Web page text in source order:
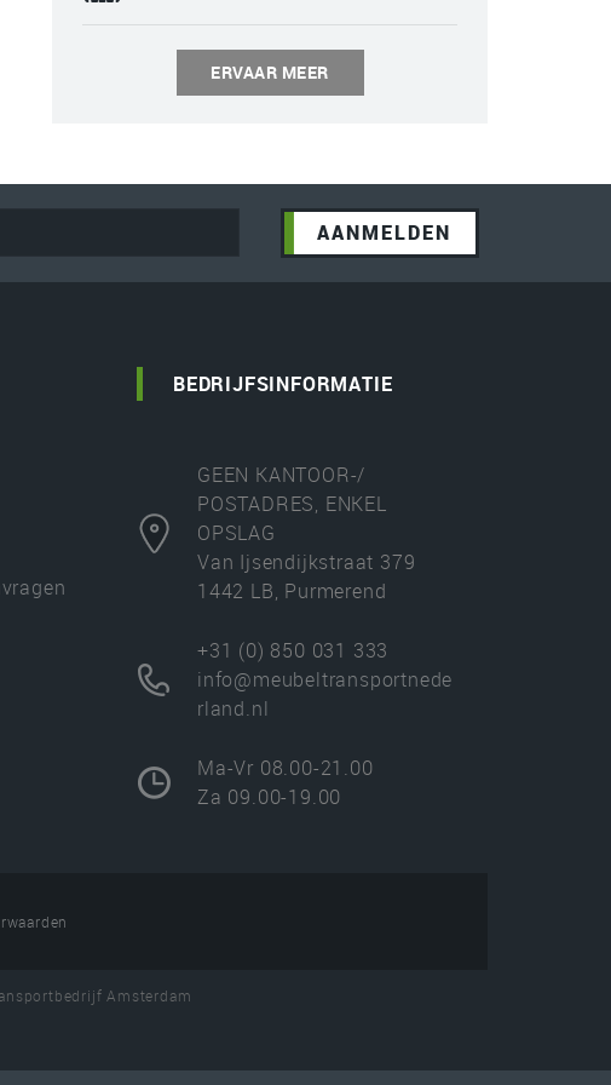
ERVAAR MEER
BEDRIJFSINFORMATIE
GEEN KANTOOR-/
POSTADRES, ENKEL
OPSLAG
Van Ijsendijkstraat 379
1442 LB, Purmerend
+31 (0) 850 031 333
info@meubeltransportnede
rland.nl
Ma-Vr 08.00-21.00
Za 09.00-19.00
Amsterdam